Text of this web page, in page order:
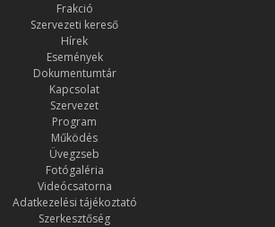
Frakció
Szervezeti kereső
Hírek
Események
Dokumentumtár
Kapcsolat
Szervezet
Program
Működés
Üvegzseb
Fotógaléria
Videócsatorna
Adatkezelési tájékoztató
Szerkesztőség